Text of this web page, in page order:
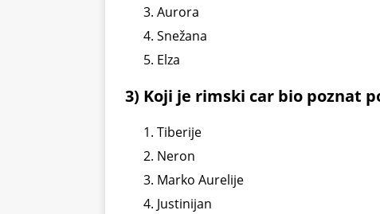
Aurora
Snežana
Elza
3) Koji je rimski car bio poznat
Tiberije
Neron
Marko Aurelije
Justinijan